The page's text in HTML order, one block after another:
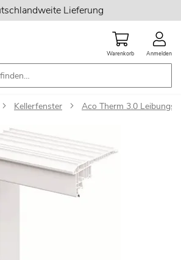
Lieferung
Warenkorb Anmelden
Kellerfenster Aco Therm 3.0